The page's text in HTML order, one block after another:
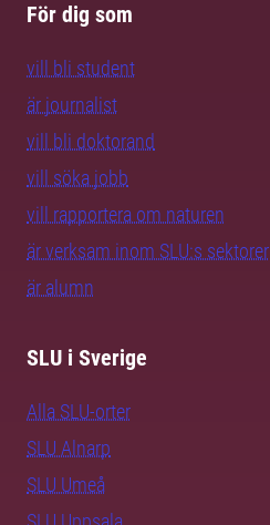
För dig som
vill bli student
är journalist
vill bli doktorand
vill söka jobb
vill rapportera om naturen
är verksam inom SLU:s sektorer
är alumn
SLU i Sverige
Alla SLU-orter
SLU Alnarp
SLU Umeå